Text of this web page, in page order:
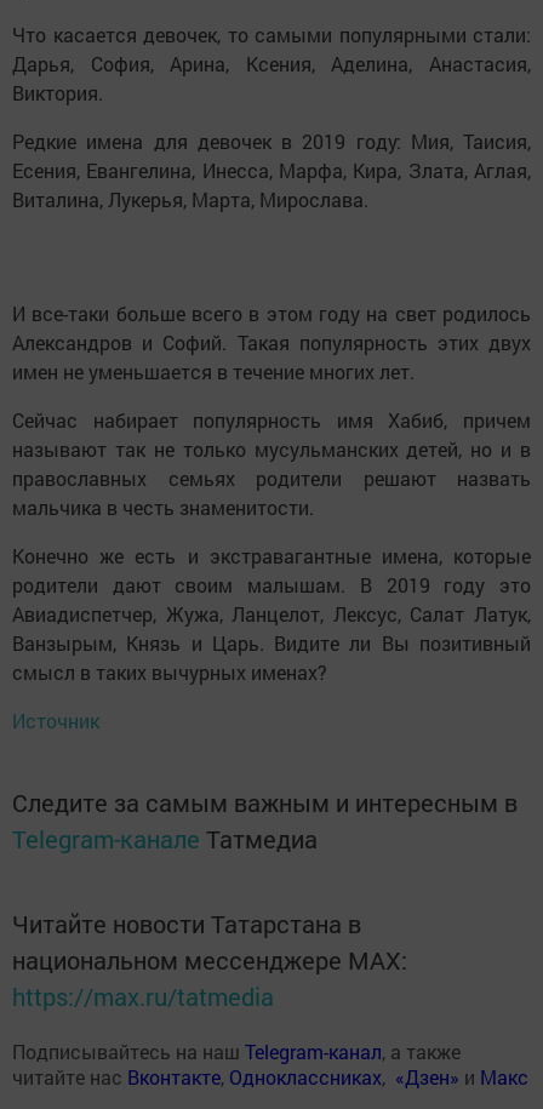
Что касается девочек, то самыми популярными стали:
Дарья, София, Арина, Ксения, Аделина, Анастасия,
Виктория.
Редкие имена для девочек в 2019 году: Мия, Таисия,
Есения, Евангелина, Инесса, Марфа, Кира, Злата, Аглая,
Виталина, Лукерья, Марта, Мирослава.
И все-таки больше всего в этом году на свет родилось
Александров и Софий. Такая популярность этих двух
имен не уменьшается в течение многих лет.
Сейчас набирает популярность имя Хабиб, причем
называют так не только мусульманских детей, но и в
православных семьях родители решают назвать
мальчика в честь знаменитости.
Конечно же есть и экстравагантные имена, которые
родители дают своим малышам. В 2019 году это
Авиадиспетчер, Жужа, Ланцелот, Лексус, Салат Латук,
Ванзырым, Князь и Царь. Видите ли Вы позитивный
смысл в таких вычурных именах?
Источник
Следите за самым важным и интересным в
Telegram-канале Татмедиа
Читайте новости Татарстана в
национальном мессенджере MАХ:
https://max.ru/tatmedia
Подписывайтесь на наш Telegram-канал, а также
читайте нас Вконтакте, Одноклассниках, «Дзен» и Макс